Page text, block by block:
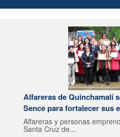
Alfareras de Quinchamalí
Sence para fortalecer sus
Alfareras y personas
Santa Cruz de...